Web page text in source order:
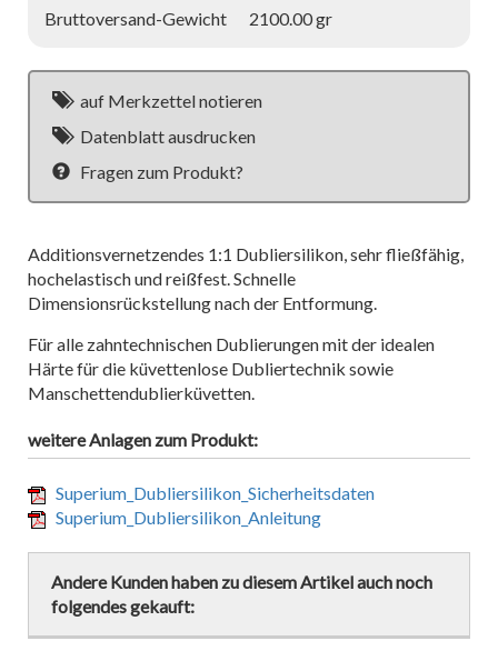
Bruttoversand-Gewicht 2100.00 gr
auf Merkzettel notieren
Datenblatt ausdrucken
Fragen zum Produkt?
Additionsvernetzendes 1:1 Dubliersilikon, sehr fließfähig,
hochelastisch und reißfest. Schnelle
Dimensionsrückstellung nach der Entformung.
Für alle zahntechnischen Dublierungen mit der idealen
Härte für die küvettenlose Dubliertechnik sowie
Manschettendublierküvetten.
weitere Anlagen zum Produkt:
Superium_Dubliersilikon_Sicherheitsdaten
Superium_Dubliersilikon_Anleitung
Andere Kunden haben zu diesem Artikel auch noch
folgendes gekauft: